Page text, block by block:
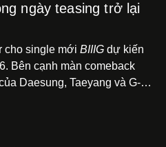
ngày teasing trở lại
cho single mới BIIIG dự kiến
Bên cạnh màn comeback
Daesung, Taeyang và G-